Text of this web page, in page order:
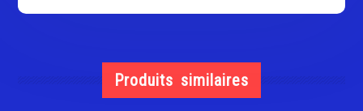
Produits similaires